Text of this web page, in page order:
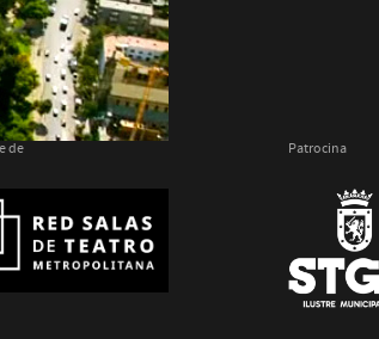
de Patrocina